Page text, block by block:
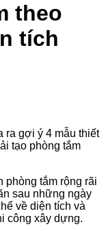
theo
tích
ra gợi ý 4 mẫu thiết
tạo phòng tắm
phòng tắm rộng rãi
sau những ngày
về diện tích và
công xây dựng.